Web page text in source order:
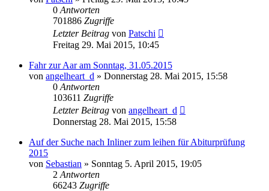
0 Antworten
701886 Zugriffe
Letzter Beitrag von Patschi
Freitag 29. Mai 2015, 10:45
Fahr zur Aar am Sonntag, 31.05.2015
von angelheart_d » Donnerstag 28. Mai 2015, 15:58
0 Antworten
103611 Zugriffe
Letzter Beitrag von angelheart_d
Donnerstag 28. Mai 2015, 15:58
Auf der Suche nach Inliner zum leihen für Abiturprüfung
2015
von Sebastian » Sonntag 5. April 2015, 19:05
2 Antworten
66243 Zugriffe